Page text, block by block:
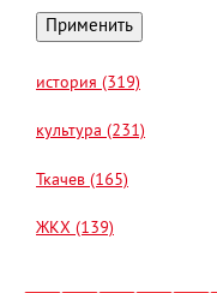
история (319)
культура (231)
Ткачев (165)
ЖКХ (139)